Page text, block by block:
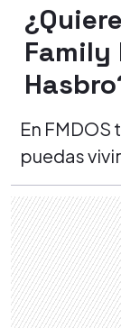
Family
En
puedas